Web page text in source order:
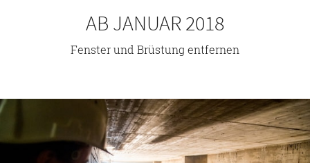
AB JANUAR 2018
Fenster und Brüstung entfernen